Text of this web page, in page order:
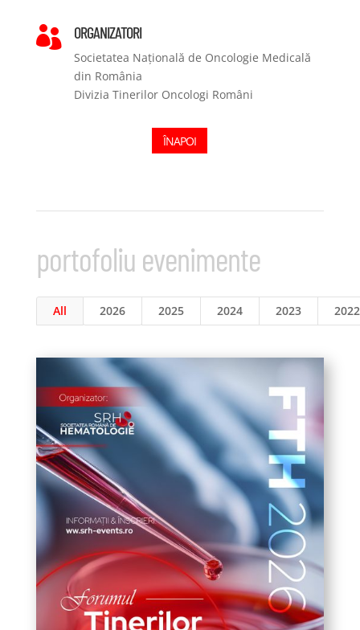
 ORGANIZATORI
Societatea Națională de Oncologie Medicală
din România
Divizia Tinerilor Oncologi Români
ÎNAPOI
portofoliu evenimente
All 2022
2023
2024
2025
2026